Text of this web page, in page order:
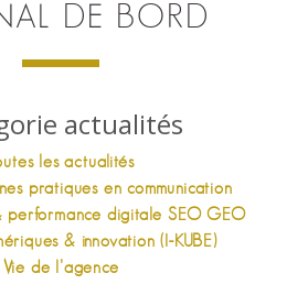
DE BORD
actualités
les actualités
pratiques en communication
performance digitale SEO GEO
& innovation (I-KUBE)
Vie de l’agence